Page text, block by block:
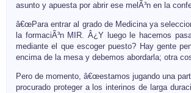
asunto y apuesta por abrir ese melÃ³n en la
â€œPara entrar al grado de Medicina ya
la formaciÃ³n MIR. Â¿Y luego le hacemos
mediante el que escoger puesto? Hay gente
encima de la mesa y debemos abordarla; otra
Pero de momento, â€œestamos jugando una
procurado proteger a los interinos de larga